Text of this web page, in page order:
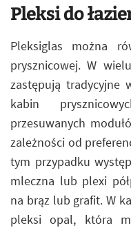
Pleksi do
Pleksiglas można
prysznicowej. W
zastępują tradycyjne
kabin
przesuwanych
zależności od
tym przypadku
mleczna lub plexi
na brąz lub grafit. W
pleksi opal, która